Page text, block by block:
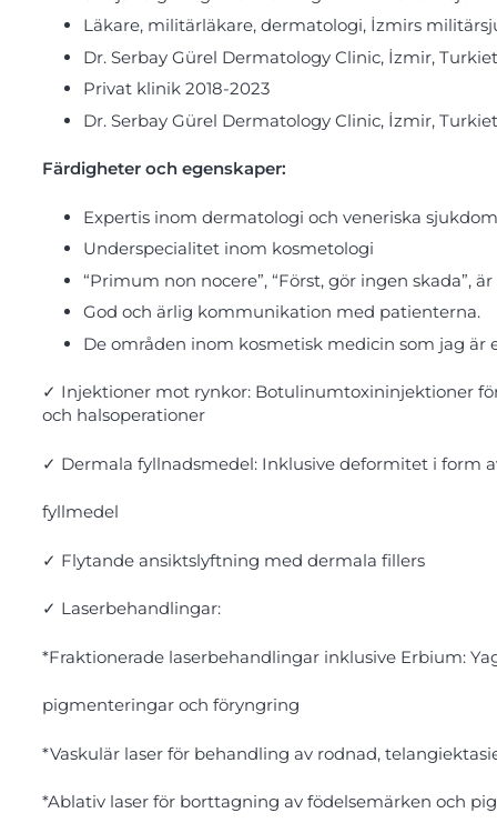
Läkare, militärläkare, dermatologi, İzmirs
Dr. Serbay Gürel Dermatology Clinic, İzmir, Turkiet
Privat klinik 2018-2023
Dr. Serbay Gürel Dermatology Clinic, İzmir,
Färdigheter och egenskaper:
Expertis inom dermatologi och veneriska
Underspecialitet inom kosmetologi
“Primum non nocere”, “Först, gör ingen
God och ärlig kommunikation med patienterna.
De områden inom kosmetisk medicin som jag är
✓ Injektioner mot rynkor: Botulinumtoxininjektioner
och halsoperationer
✓ Dermala fyllnadsmedel: Inklusive deformitet i form
fyllmedel
✓ Flytande ansiktslyftning med dermala fillers
✓ Laserbehandlingar:
*Fraktionerade laserbehandlingar inklusive Erbium:
pigmenteringar och föryngring
*Vaskulär laser för behandling av rodnad,
*Ablativ laser för borttagning av födelsemärken och